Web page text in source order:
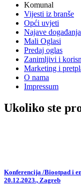
Komunal
Vijesti iz branše
Opći uvjeti
Najave događanja
Mali Oglasi
Predaj oglas
Zanimljivi i
Marketing i
O nama
Impressum
Ukoliko ste
Konferencija /Biootpad i
20.12.2023., Zagreb